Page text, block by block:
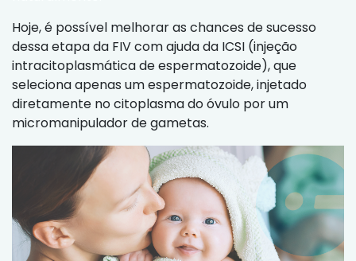
Hoje, é possível melhorar as chances de sucesso
dessa etapa da FIV com ajuda da ICSI (injeção
intracitoplasmática de espermatozoide), que
seleciona apenas um espermatozoide, injetado
diretamente no citoplasma do óvulo por um
micromanipulador de gametas.